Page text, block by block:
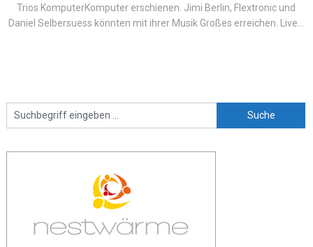
Trios KomputerKomputer erschienen. Jimi Berlin, Flextronic und
Daniel Selbersuess könnten mit ihrer Musik Großes erreichen. Live...